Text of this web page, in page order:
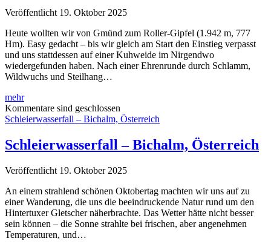
Veröffentlicht 19. Oktober 2025
Heute wollten wir von Gmünd zum Roller-Gipfel (1.942 m, 777
Hm). Easy gedacht – bis wir gleich am Start den Einstieg verpasst
und uns stattdessen auf einer Kuhweide im Nirgendwo
wiedergefunden haben. Nach einer Ehrenrunde durch Schlamm,
Wildwuchs und Steilhang…
mehrGmünd
–
Roller
Österreich
Kommentare sind geschlossen
Schleierwasserfall – Bichalm, Österreich
Schleierwasserfall – Bichalm, Österreich
Veröffentlicht 19. Oktober 2025
An einem strahlend schönen Oktobertag machten wir uns auf zu
einer Wanderung, die uns die beeindruckende Natur rund um den
Hintertuxer Gletscher näherbrachte. Das Wetter hätte nicht besser
sein können – die Sonne strahlte bei frischen, aber angenehmen
Temperaturen, und…